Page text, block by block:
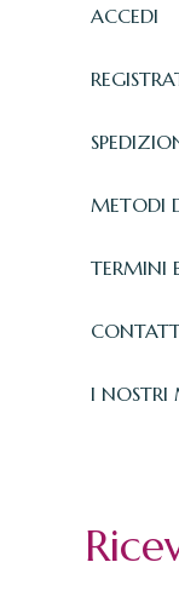
ACCEDI
METODI
TERMINI
I NOSTRI